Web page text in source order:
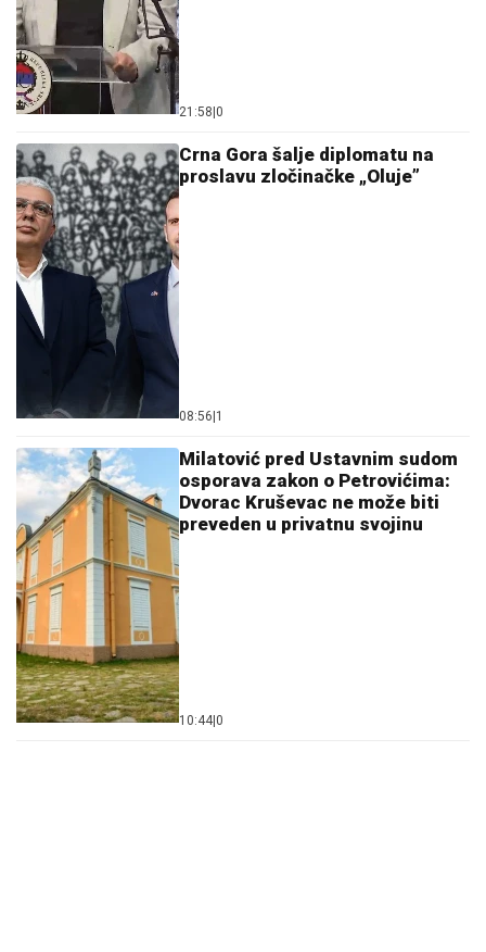
21:58|0
Crna Gora šalje diplomatu na
proslavu zločinačke „Oluje”
08:56|1
Milatović pred Ustavnim sudom
osporava zakon o Petrovićima:
Dvorac Kruševac ne može biti
preveden u privatnu svojinu
10:44|0